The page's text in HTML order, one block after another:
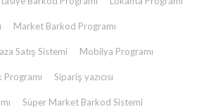
Market Barkod Programı
Satış Sistemi Mobilya Programı
Programı Sipariş yazıcısı
Süper Market Barkod Sistemi